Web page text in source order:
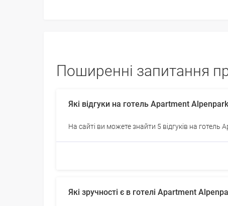
Поширенні запитання
Які відгуки на готель Apartment
На сайті ви можете знайти 5 відгуків на
Які зручності є в готелі Apartment